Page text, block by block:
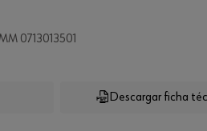
0713013501
Descargar ficha